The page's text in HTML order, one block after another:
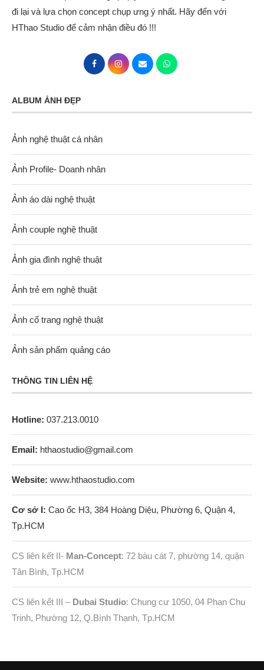
đi lại và lựa chọn concept chụp ưng ý nhất. Hãy đến với
HThao Studio để cảm nhận điều đó !!!
ALBUM ẢNH ĐẸP
Ảnh nghệ thuật cá nhân
Ảnh Profile- Doanh nhân
Ảnh áo dài nghệ thuật
Ảnh couple nghệ thuật
Ảnh gia đình nghệ thuật
Ảnh trẻ em nghệ thuật
Ảnh cổ trang nghệ thuật
Ảnh sản phẩm quảng cáo
THÔNG TIN LIÊN HỆ
Hotline: 037.213.0010
Email: hthaostudio@gmail.com
Website: www.hthaostudio.com
Cơ sở I: Cao ốc H3, 384 Hoàng Diệu, Phường 6, Quận 4,
Tp.HCM
CS liên kết II- Man-Concept: 72 bàu cát 7, phường 14, quận
Tân Bình, Tp.HCM
CS liên kết III – Dubai Studio: Chung cư 1050, 04 Phan Chu
Trinh, Phường 12, Q.Bình Thạnh, Tp.HCM